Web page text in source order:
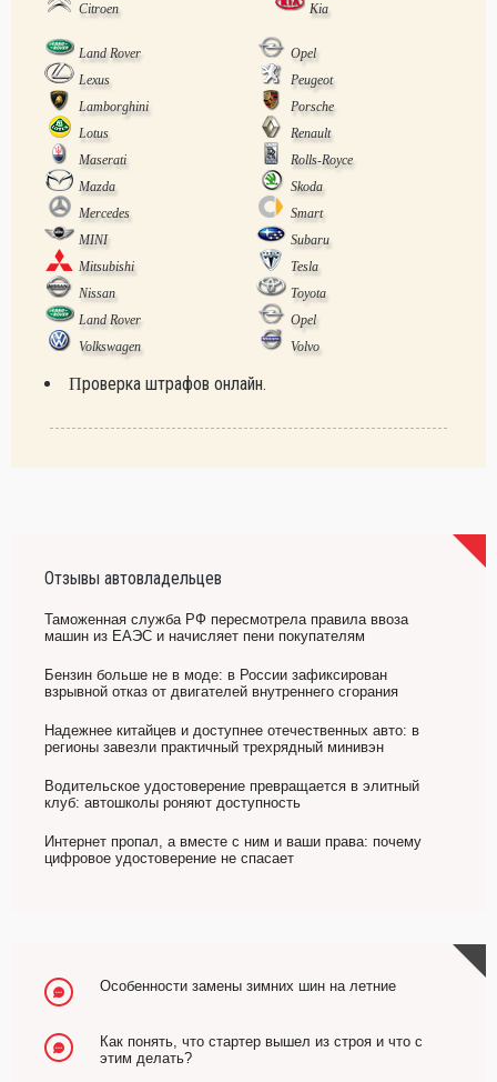
Citroen
Kia
Land Rover
Opel
Lexus
Peugeot
Lamborghini
Porsche
Lotus
Renault
Maserati
Rolls-Royce
Mazda
Skoda
Mercedes
Smart
MINI
Subaru
Mitsubishi
Tesla
Nissan
Toyota
Land Rover
Opel
Volkswagen
Volvo
Проверка штрафов онлайн.
Отзывы автовладельцев
Таможенная служба РФ пересмотрела правила ввоза
машин из ЕАЭС и начисляет пени покупателям
Бензин больше не в моде: в России зафиксирован
взрывной отказ от двигателей внутреннего сгорания
Надежнее китайцев и доступнее отечественных авто: в
регионы завезли практичный трехрядный минивэн
Водительское удостоверение превращается в элитный
клуб: автошколы роняют доступность
Интернет пропал, а вместе с ним и ваши права: почему
цифровое удостоверение не спасает
Особенности замены зимних шин на летние
Как понять, что стартер вышел из строя и что с
этим делать?